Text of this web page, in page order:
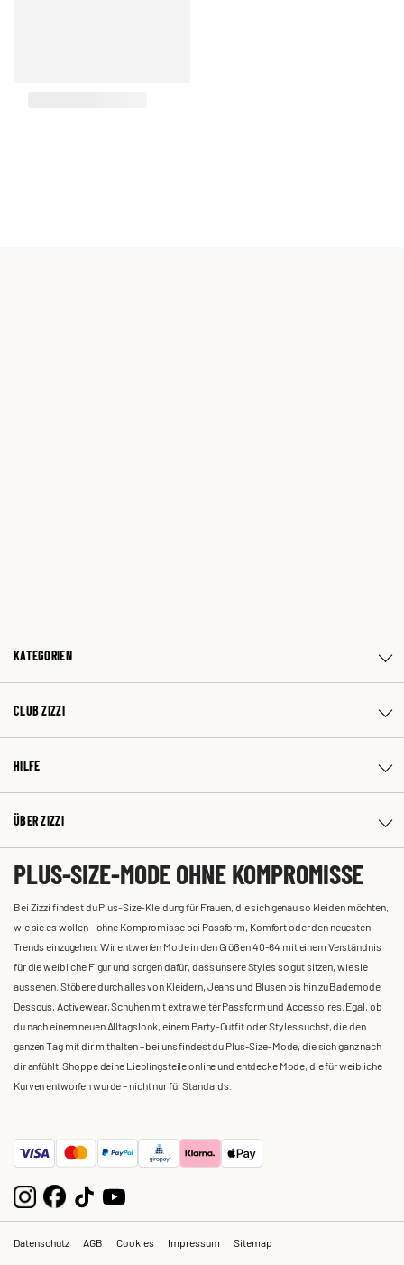
KATEGORIEN
CLUB ZIZZI
HILFE
ÜBER ZIZZI
PLUS-SIZE-MODE OHNE KOMPROMISSE
Bei Zizzi findest du Plus-Size-Kleidung für Frauen, die sich genau so kleiden möchten,
wie sie es wollen – ohne Kompromisse bei Passform, Komfort oder den neuesten
Trends einzugehen. Wir entwerfen Mode in den Größen 40-64 mit einem Verständnis
für die weibliche Figur und sorgen dafür, dass unsere Styles so gut sitzen, wie sie
aussehen. Stöbere durch alles von Kleidern, Jeans und Blusen bis hin zu Bademode,
Dessous, Activewear, Schuhen mit extra weiter Passform und Accessoires. Egal, ob
du nach einem neuen Alltagslook, einem Party-Outfit oder Styles suchst, die den
ganzen Tag mit dir mithalten – bei uns findest du Plus-Size-Mode, die sich ganz nach
dir anfühlt. Shoppe deine Lieblingsteile online und entdecke Mode, die für weibliche
Kurven entworfen wurde – nicht nur für Standards.
Datenschutz AGB Cookies Impressum Sitemap